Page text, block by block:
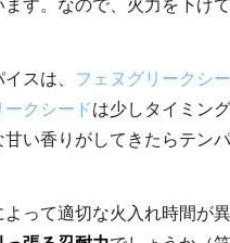
す。なので、火力を下げ
スは、 フェヌグリークシ
ークシードは少しタイミン
い香りがしてきたらテン
って適切な火入れ時間が